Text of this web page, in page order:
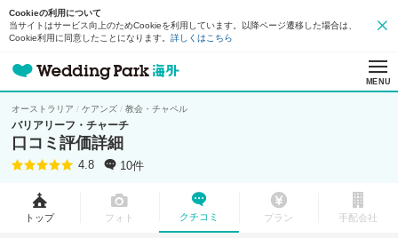
Cookieの利用について
当サイトはサービス向上のためCookieを利用しています。以降ページ遷移した場合は、
Cookie利用に同意したことになります。 詳しくはこちら
MENU
オーストラリア ケアンズ 教会・チャペル
バリアリーフ・チャーチ
口コミ評価詳細
4.8 10件
トップ フォト クチコミ プラン 手配会社